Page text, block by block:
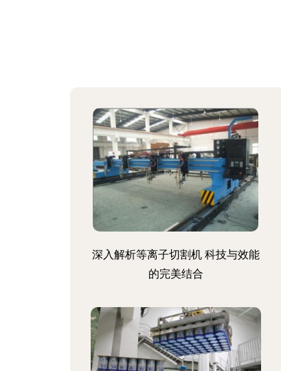
深入解析等离子切割机 科技与效能
的完美结合